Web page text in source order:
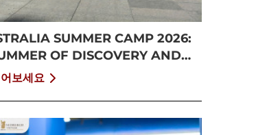
SUMMER CAMP 2026:
OF DISCOVERY AND
보세요